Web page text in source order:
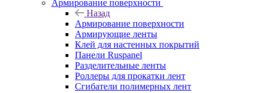
Армирование поверхности
Назад
Армирование поверхности
Армирующие ленты
Клей для настенных покрытий
Панели Ruspanel
Разделительные ленты
Роллеры для прокатки лент
Сгибатели полимерных лент